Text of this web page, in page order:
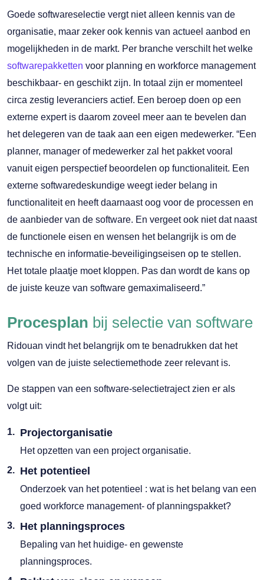
Goede softwareselectie vergt niet alleen kennis van de
organisatie, maar zeker ook kennis van actueel aanbod en
mogelijkheden in de markt. Per branche verschilt het welke
softwarepakketten voor planning en workforce management
beschikbaar- en geschikt zijn. In totaal zijn er momenteel
circa zestig leveranciers actief. Een beroep doen op een
externe expert is daarom zoveel meer aan te bevelen dan
het delegeren van de taak aan een eigen medewerker. “Een
planner, manager of medewerker zal het pakket vooral
vanuit eigen perspectief beoordelen op functionaliteit. Een
externe softwaredeskundige weegt ieder belang in
functionaliteit en heeft daarnaast oog voor de processen en
de aanbieder van de software. En vergeet ook niet dat naast
de functionele eisen en wensen het belangrijk is om de
technische en informatie-beveiligingseisen op te stellen.
Het totale plaatje moet kloppen. Pas dan wordt de kans op
de juiste keuze van software gemaximaliseerd.”
Procesplan bij selectie van software
Ridouan vindt het belangrijk om te benadrukken dat het
volgen van de juiste selectiemethode zeer relevant is.
De stappen van een software-selectietraject zien er als
volgt uit:
Projectorganisatie
Het opzetten van een project organisatie.
Het potentieel
Onderzoek van het potentieel : wat is het belang van een
goed workforce management- of planningspakket?
Het planningsproces
Bepaling van het huidige- en gewenste
planningsproces.